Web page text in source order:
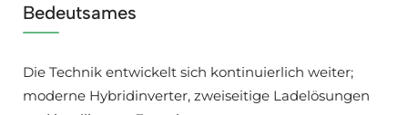
Bedeutsames
Die Technik entwickelt sich kontinuierlich weiter;
moderne Hybridinverter, zweiseitige Ladelösungen